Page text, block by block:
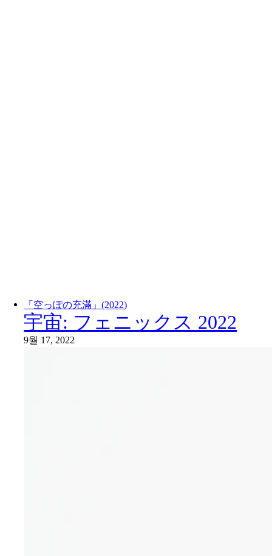
「空っぽの充滿」(2022)
宇宙: フェニックス 2022
9월 17, 2022